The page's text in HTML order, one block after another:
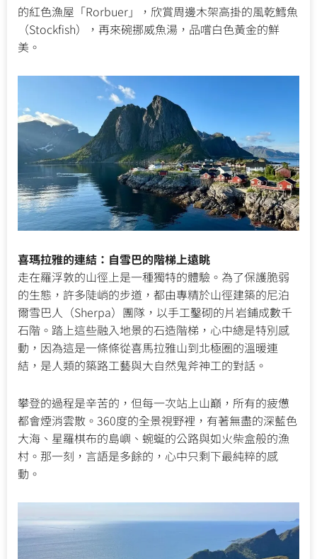
的紅色漁屋「Rorbuer」，欣賞周邊木架高掛的風乾鱈魚
（Stockfish），再來碗挪威魚湯，品嚐白色黃金的鮮
美。
喜瑪拉雅的連結：自雪巴的階梯上遠眺
走在羅浮敦的山徑上是一種獨特的體驗。為了保護脆弱
的生態，許多陡峭的步道，都由專精於山徑建築的尼泊
爾雪巴人（Sherpa）團隊，以手工鑿砌的片岩鋪成數千
石階。踏上這些融入地景的石造階梯，心中總是特別感
動，因為這是一條條從喜馬拉雅山到北極圈的溫暖連
結，是人類的築路工藝與大自然鬼斧神工的對話。
攀登的過程是辛苦的，但每一次站上山巔，所有的疲憊
都會煙消雲散。360度的全景視野裡，有著無盡的深藍色
大海、星羅棋布的島嶼、蜿蜒的公路與如火柴盒般的漁
村。那一刻，言語是多餘的，心中只剩下最純粹的感
動。